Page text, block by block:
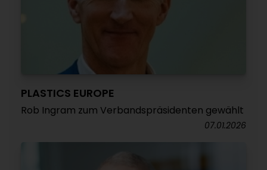
PLASTICS EUROPE
Rob Ingram zum Verbandspräsidenten gewählt
07.01.2026